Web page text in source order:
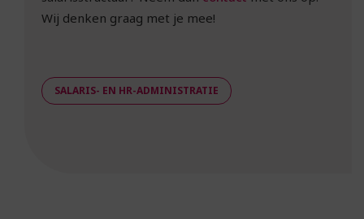
Wij denken graag met je mee!
SALARIS- EN HR-ADMINISTRATIE